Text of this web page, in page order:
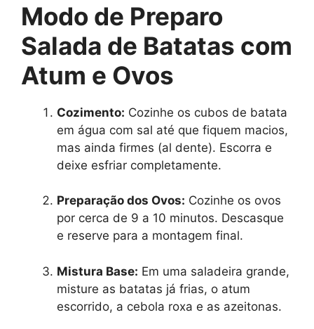
Modo de Preparo
Salada de Batatas com
Atum e Ovos
Cozimento: Cozinhe os cubos de batata
em água com sal até que fiquem macios,
mas ainda firmes (al dente). Escorra e
deixe esfriar completamente.
Preparação dos Ovos: Cozinhe os ovos
por cerca de 9 a 10 minutos. Descasque
e reserve para a montagem final.
Mistura Base: Em uma saladeira grande,
misture as batatas já frias, o atum
escorrido, a cebola roxa e as azeitonas.